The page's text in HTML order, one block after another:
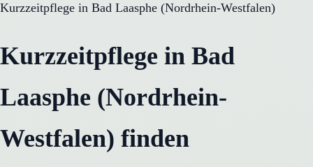
Kurzzeitpflege in Bad Laasphe (Nordrhein-Westfalen)
Kurzzeitpflege in Bad
Laasphe (Nordrhein-
Westfalen) finden